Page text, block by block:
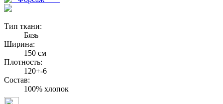
Тип ткани:
Бязь
Ширина:
150 см
Плотность:
120+-6
Состав:
100% хлопок